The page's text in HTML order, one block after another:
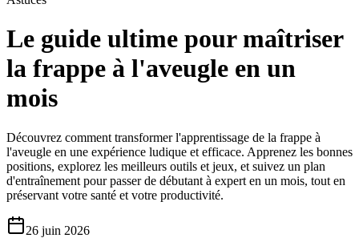
Le guide ultime pour maîtriser
la frappe à l'aveugle en un
mois
Découvrez comment transformer l'apprentissage de la frappe à
l'aveugle en une expérience ludique et efficace. Apprenez les bonnes
positions, explorez les meilleurs outils et jeux, et suivez un plan
d'entraînement pour passer de débutant à expert en un mois, tout en
préservant votre santé et votre productivité.
26 juin 2026